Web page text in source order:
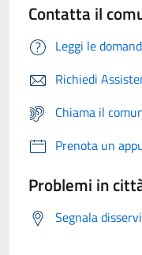
Contatta il
Leggi le
Richiedi
Chiama il
Prenota un
Problemi in
Segnala